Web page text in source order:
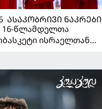
ᲐᲡᲐᲙᲝᲑᲠᲘᲕᲘ ᲜᲐᲙᲠᲔᲑᲘ
წლამდელთა
ისრაელთან